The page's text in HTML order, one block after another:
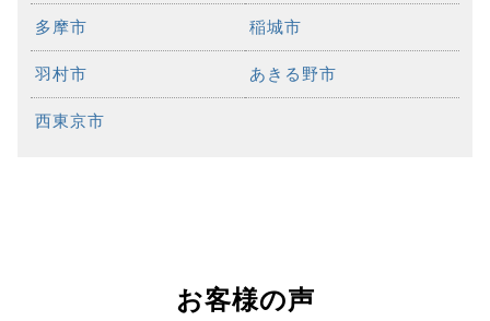
多摩市 稲城市
羽村市 あきる野市
西東京市
お客様の声